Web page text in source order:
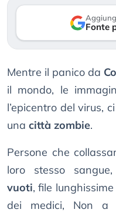
Fonte
Mentre il panico da
il mondo, le
l’epicentro del virus,
una città zombie.
Persone che
loro stesso
vuoti, file
dei medici, Non a